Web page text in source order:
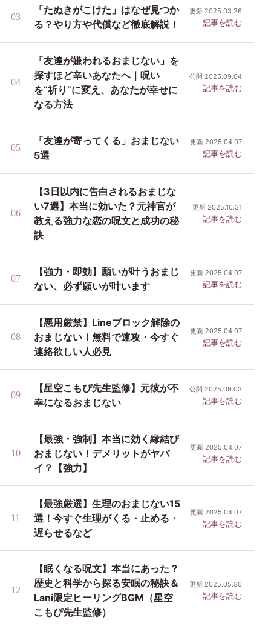
「たぬきがこけた」はなぜ見つか
る？やり方や代償など徹底解説！
更新 2025.03.26
記事を読む
「友達が嫌われるおまじない」を
探すほど辛いあなたへ｜呪い
を“祈り”に変え、あなたが幸せに
なる方法
公開 2025.09.04
記事を読む
「友達が寄ってくる」おまじない
5選
更新 2025.04.07
記事を読む
【3日以内に告白されるおまじな
い7選】本当に効いた？元神官が
教える強力な恋の呪文と成功の秘
訣
更新 2025.10.31
記事を読む
【強力・即効】願いが叶うおまじ
ない、必ず願いが叶います
更新 2025.04.07
記事を読む
【悪用厳禁】Lineブロック解除の
おまじない！無料で速攻・今すぐ
連絡欲しい人必見
更新 2025.04.07
記事を読む
【星空こもぴ先生監修】元彼が不
幸になるおまじない
公開 2025.09.03
記事を読む
【最強・強制】本当に効く縁結び
おまじない！デメリットがヤバ
イ？【強力】
更新 2025.04.07
記事を読む
【最強厳選】生理のおまじない15
選！今すぐ生理がくる・止める・
遅らせるなど
更新 2025.04.07
記事を読む
【眠くなる呪文】本当にあった？
歴史と科学から探る安眠の秘訣＆
Lani限定ヒーリングBGM（星空
こもぴ先生監修）
更新 2025.05.30
記事を読む